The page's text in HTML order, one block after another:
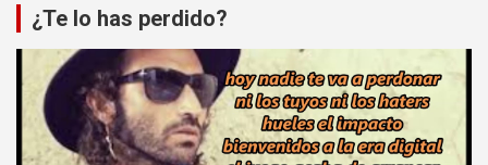
¿Te lo has perdido?